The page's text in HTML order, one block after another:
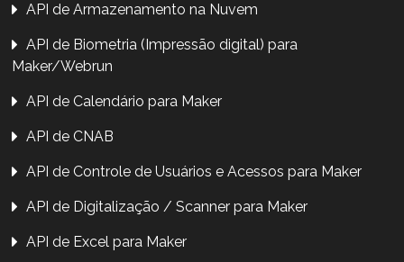
API de Armazenamento na Nuvem
API de Biometria (Impressão digital) para
Maker/Webrun
API de Calendário para Maker
API de CNAB
API de Controle de Usuários e Acessos para Maker
API de Digitalização / Scanner para Maker
API de Excel para Maker